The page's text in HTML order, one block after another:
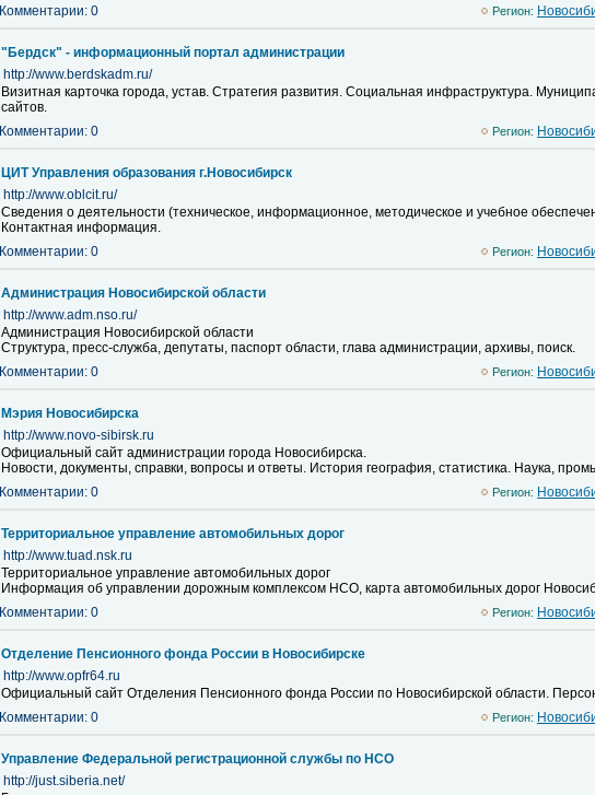
Комментарии: 0
Регион:
"Бердск" - информационный портал администрации
http://www.berdskadm.ru/
Визитная карточка города, устав. Стратегия развития. Социальная инфраструктура.
сайтов.
Комментарии: 0
Регион:
ЦИТ Управления образования г.Новосибирск
http://www.oblcit.ru/
Сведения о деятельности (техническое, информационное, методическое и учебное
Контактная информация.
Комментарии: 0
Регион:
Администрация Новосибирской области
http://www.adm.nso.ru/
Администрация Новосибирской области
Структура, пресс-служба, депутаты, паспорт области, глава администрации, архивы, поиск.
Комментарии: 0
Регион:
Мэрия Новосибирска
http://www.novo-sibirsk.ru
Официальный сайт администрации города Новосибирска.
Новости, документы, справки, вопросы и ответы. История география, статистика. Наука,
Комментарии: 0
Регион:
Территориальное управление автомобильных дорог
http://www.tuad.nsk.ru
Территориальное управление автомобильных дорог
Информация об управлении дорожным комплексом НСО, карта автомобильных дорог
Комментарии: 0
Регион:
Отделение Пенсионного фонда России в Новосибирске
http://www.opfr64.ru
Официальный сайт Отделения Пенсионного фонда России по Новосибирской области.
Комментарии: 0
Регион:
Управление Федеральной регистрационной службы по НСО
http://just.siberia.net/